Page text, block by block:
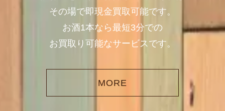
その場で即現金買取可能です。
お酒1本なら最短3分での
お買取り可能なサービスです。
MORE